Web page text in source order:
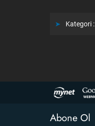
Kategori :
Abone Ol